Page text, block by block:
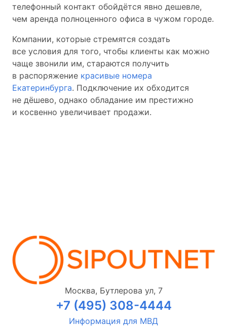
телефонный контакт обойдётся явно дешевле,
чем аренда полноценного офиса в чужом городе.
Компании, которые стремятся создать
все условия для того, чтобы клиенты как можно
чаще звонили им, стараются получить
в распоряжение красивые номера
Екатеринбурга. Подключение их обходится
не дёшево, однако обладание им престижно
и косвенно увеличивает продажи.
Москва, Бутлерова ул, 7
+7 (495) 308-4444
Информация для МВД